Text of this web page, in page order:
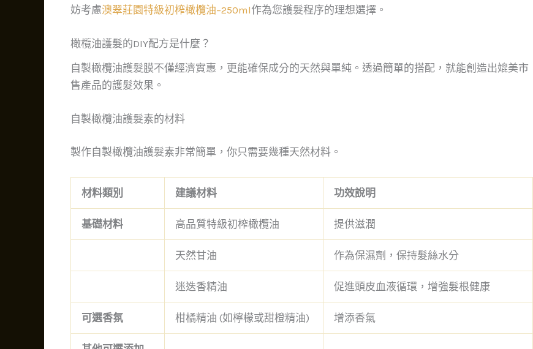
妨考慮澳翠莊園特級初榨橄欖油–250ml作為您護髮程序的理想選擇。
橄欖油護髮的DIY配方是什麼？
自製橄欖油護髮膜不僅經濟實惠，更能確保成分的天然與單純。透過簡單的搭配，就能創造出媲美市
售產品的護髮效果。
自製橄欖油護髮素的材料
製作自製橄欖油護髮素非常簡單，你只需要幾種天然材料。
材料類別 建議材料 功效說明
基礎材料 高品質特級初榨橄欖油 提供滋潤
天然甘油 作為保濕劑，保持髮絲水分
迷迭香精油 促進頭皮血液循環，增強髮根健康
可選香氛 柑橘精油 (如檸檬或甜橙精油) 增添香氣